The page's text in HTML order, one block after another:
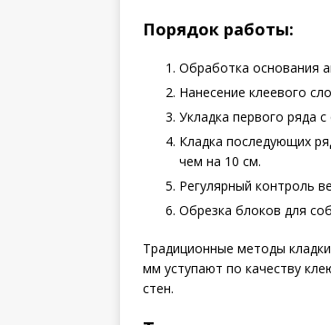
Порядок работы:
Обработка основания
Нанесение клеевого
Укладка первого ряда
Кладка последующих
чем на 10 см.
Регулярный контроль
Обрезка блоков для
Традиционные методы
мм уступают по качеству
стен.